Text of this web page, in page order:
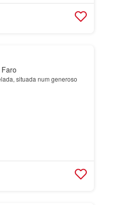
situada num generoso